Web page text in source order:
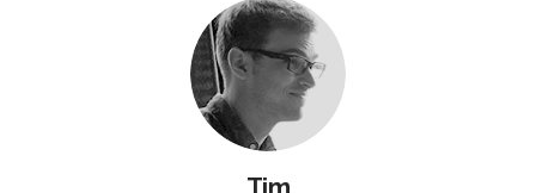
Tim